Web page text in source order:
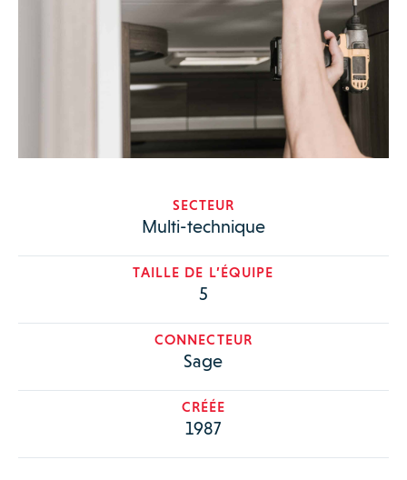
SECTEUR
Multi-technique
TAILLE DE L’ÉQUIPE
5
CONNECTEUR
Sage
CRÉÉE
1987